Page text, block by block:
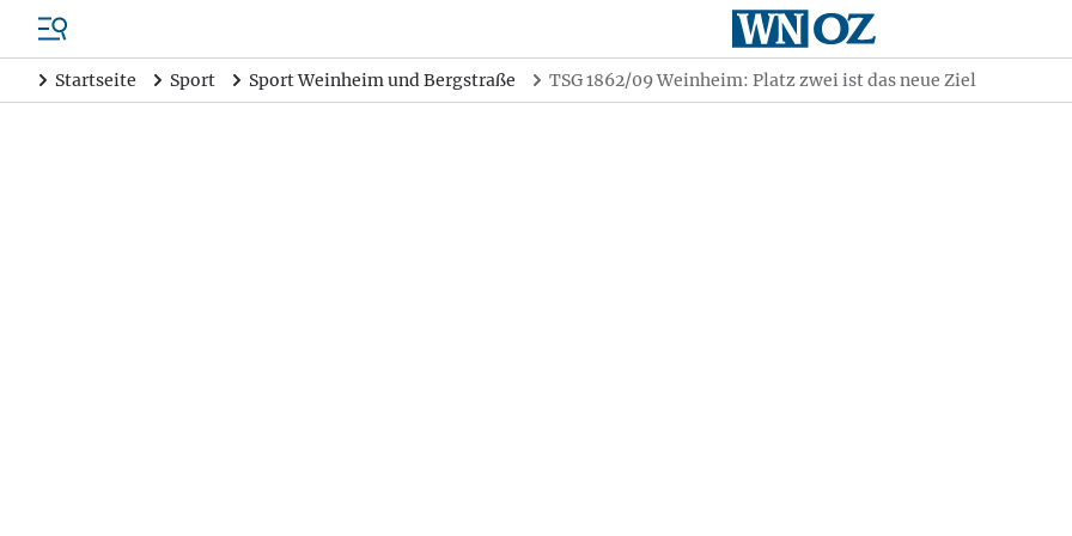
Startseite Sport Sport Weinheim und Bergstraße TSG 1862/09 Weinheim: Platz zwei ist das neue Ziel